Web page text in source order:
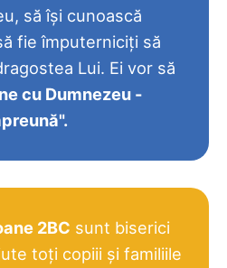
să își cunoască
fie împuterniciți să
Lui. Ei vor să
cu Dumnezeu -
2BC sunt biserici
toți copiii și familiile